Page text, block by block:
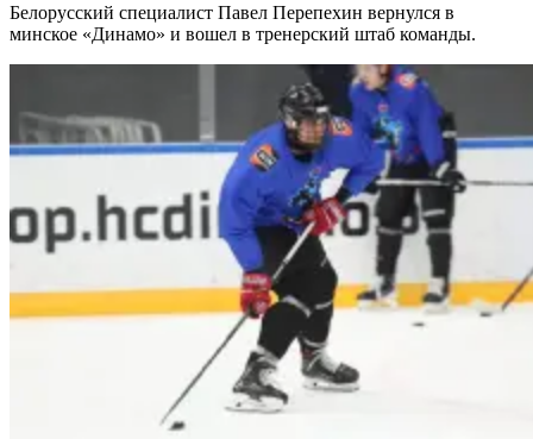
Белорусский специалист Павел Перепехин вернулся в
минское «Динамо» и вошел в тренерский штаб команды.